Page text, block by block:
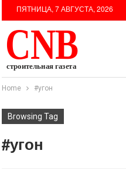
ПЯТНИЦА, 7 АВГУСТА, 2026
Home #угон
Browsing Tag
#угон